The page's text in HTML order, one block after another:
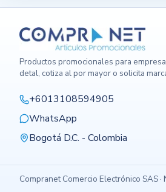
Productos promocionales para
detal, cotiza al por mayor o solicita
+6013108594905
WhatsApp
Bogotá D.C. - Colombia
Compranet Comercio Electrónico SAS